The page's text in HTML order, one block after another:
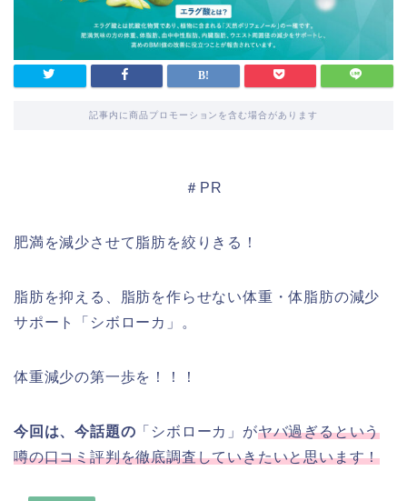
記事内に商品プロモーションを含む場合があります
＃PR
肥満を減少させて脂肪を絞りきる！
脂肪を抑える、脂肪を作らせない体重・体脂肪の減少
サポート「シボローカ」。
体重減少の第一歩を！！！
今回は、今話題の 「シボローカ」がヤバ過ぎるという
噂の口コミ評判を徹底調査していきたいと思います！